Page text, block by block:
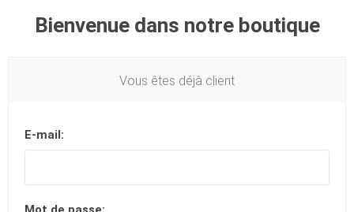
Bienvenue dans notre boutique
Vous êtes déjà client
E-mail: